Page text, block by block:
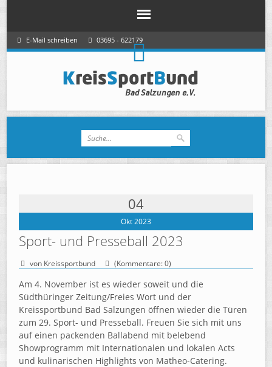
E-Mail schreiben 03695 - 622179
04
Okt 2023
Sport- und Presseball 2023
von Kreissportbund (Kommentare: 0)
Am 4. November ist es wieder soweit und die
Südthüringer Zeitung/Freies Wort und der
Kreissportbund Bad Salzungen öffnen wieder die Türen
zum 29. Sport- und Presseball. Freuen Sie sich mit uns
auf einen packenden Ballabend mit belebend
Showprogramm mit Internationalen und lokalen Acts
und kulinarischen Highlights von Matheo-Catering.